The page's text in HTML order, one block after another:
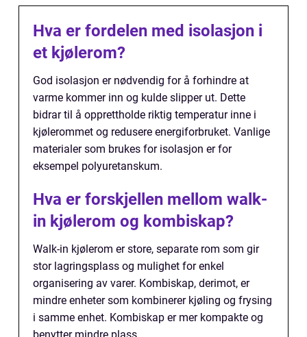
Hva er fordelen med isolasjon i
et kjølerom?
God isolasjon er nødvendig for å forhindre at
varme kommer inn og kulde slipper ut. Dette
bidrar til å opprettholde riktig temperatur inne i
kjølerommet og redusere energiforbruket. Vanlige
materialer som brukes for isolasjon er for
eksempel polyuretanskum.
Hva er forskjellen mellom walk-
in kjølerom og kombiskap?
Walk-in kjølerom er store, separate rom som gir
stor lagringsplass og mulighet for enkel
organisering av varer. Kombiskap, derimot, er
mindre enheter som kombinerer kjøling og frysing
i samme enhet. Kombiskap er mer kompakte og